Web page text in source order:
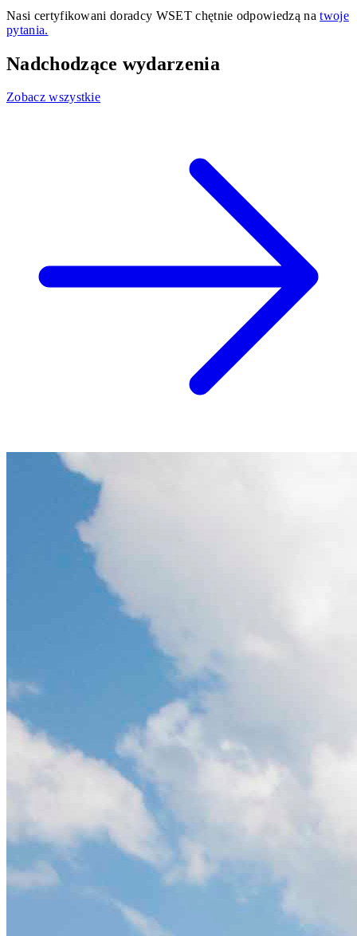
Nasi certyfikowani doradcy WSET chętnie odpowiedzą natwoje
pytania.
Nadchodzące wydarzenia
Zobacz wszystkie